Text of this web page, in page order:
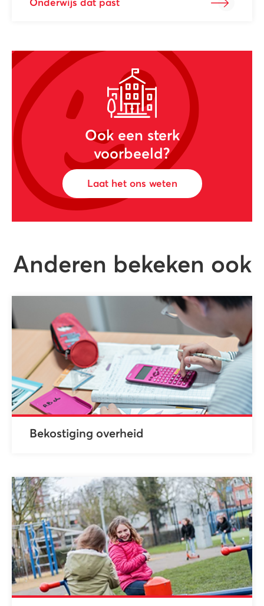
Onderwijs dat past
Ook een sterk
voorbeeld?
Laat het ons weten
Anderen bekeken ook
Bekostiging overheid